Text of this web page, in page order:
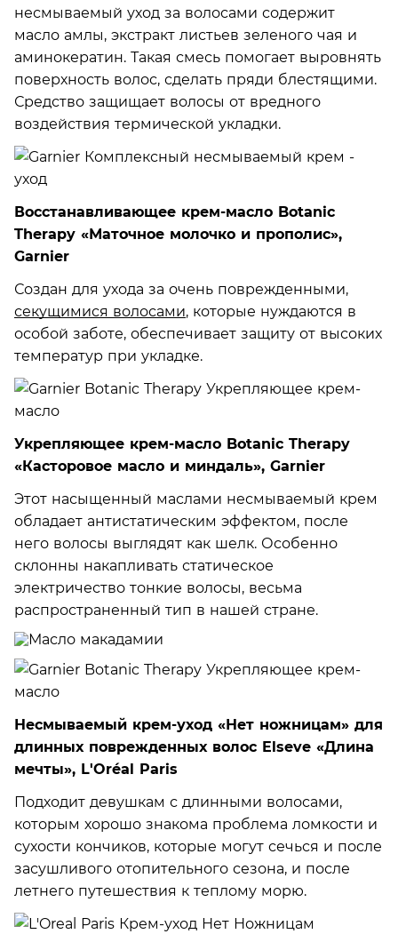
несмываемый уход за волосами содержит
масло амлы, экстракт листьев зеленого чая и
аминокератин. Такая смесь помогает выровнять
поверхность волос, сделать пряди блестящими.
Средство защищает волосы от вредного
воздействия термической укладки.
Восстанавливающее крем-масло Botanic
Therapy «Маточное молочко и прополис»,
Garnier
Создан для ухода за очень поврежденными,
секущимися волосами, которые нуждаются в
особой заботе, обеспечивает защиту от высоких
температур при укладке.
Укрепляющее крем-масло Botanic Therapy
«Касторовое масло и миндаль», Garnier
Этот насыщенный маслами несмываемый крем
обладает антистатическим эффектом, после
него волосы выглядят как шелк. Особенно
склонны накапливать статическое
электричество тонкие волосы, весьма
распространенный тип в нашей стране.
Несмываемый крем-уход «Нет ножницам» для
длинных поврежденных волос Elseve «Длина
мечты», L'Oréal Paris
Подходит девушкам с длинными волосами,
которым хорошо знакома проблема ломкости и
сухости кончиков, которые могут сечься и после
засушливого отопительного сезона, и после
летнего путешествия к теплому морю.